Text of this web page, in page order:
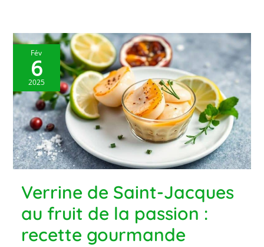
Fév
6
2025
Verrine de Saint-Jacques
au fruit de la passion :
recette gourmande